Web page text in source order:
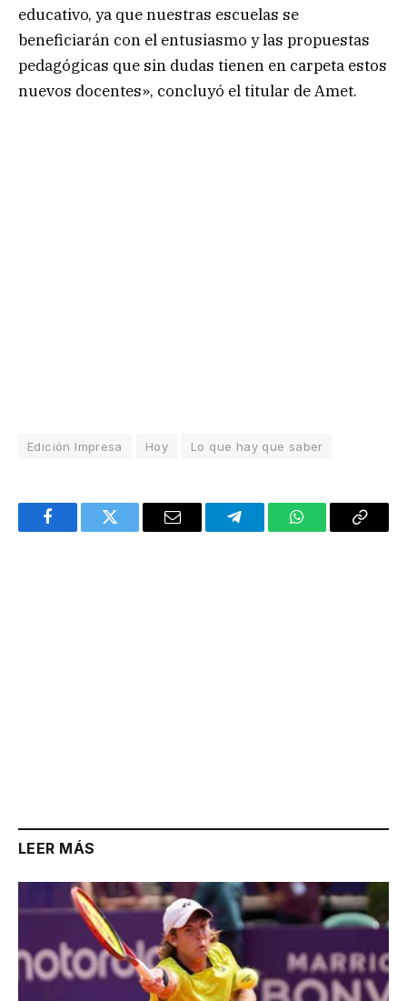
educativo, ya que nuestras escuelas se
beneficiarán con el entusiasmo y las propuestas
pedagógicas que sin dudas tienen en carpeta estos
nuevos docentes», concluyó el titular de Amet.
Edición Impresa Hoy Lo que hay que saber
FacebookTwitter Email TelegramWhatsAppCopy
LEER MÁS